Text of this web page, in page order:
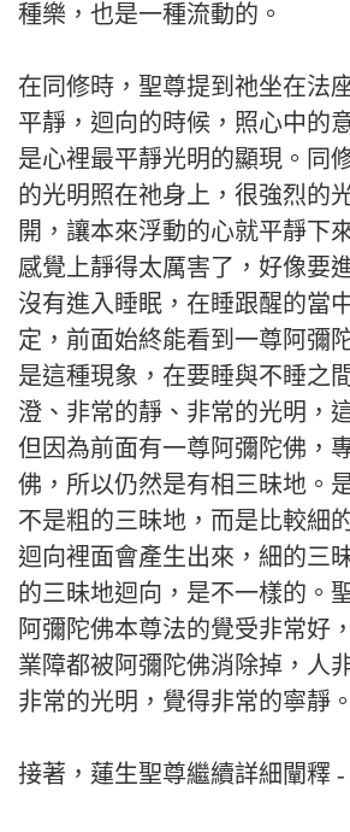
種樂，也是一種流動的。
在同修時，聖尊提到祂坐在法
平靜，迴向的時候，照心中的
是心裡最平靜光明的顯現。同
的光明照在祂身上，很強烈的
開，讓本來浮動的心就平靜下
感覺上靜得太厲害了，好像要
沒有進入睡眠，在睡跟醒的當
定，前面始終能看到一尊阿彌
是這種現象，在要睡與不睡之
澄、非常的靜、非常的光明，
但因為前面有一尊阿彌陀佛，
佛，所以仍然是有相三昧地。
不是粗的三昧地，而是比較細
迴向裡面會產生出來，細的三
的三昧地迴向，是不一樣的。
阿彌陀佛本尊法的覺受非常好
業障都被阿彌陀佛消除掉，人
非常的光明，覺得非常的寧靜。
接著，蓮生聖尊繼續詳細闡釋